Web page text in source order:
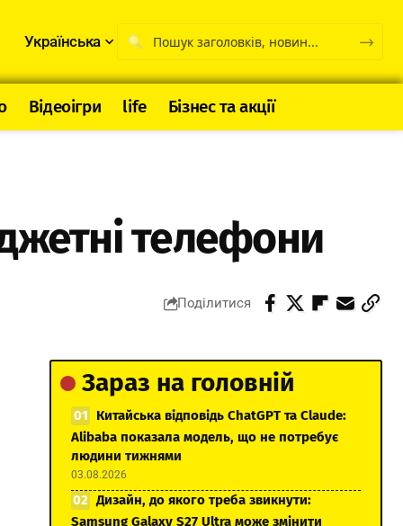
Українська
Відеоігри life Бізнес та акції
телефони
Поділитися
Зараз на головній
Китайська відповідь ChatGPT та Claude:
Alibaba показала модель, що не потребує
людини тижнями
03.08.2026
Дизайн, до якого треба звикнути:
Samsung Galaxy S27 Ultra може змінити